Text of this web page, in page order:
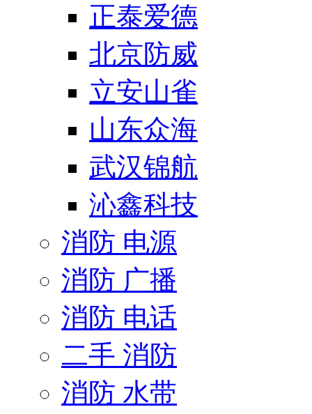
正泰爱德
北京防威
立安山雀
山东众海
武汉锦航
沁鑫科技
消防 电源
消防 广播
消防 电话
二手 消防
消防 水带